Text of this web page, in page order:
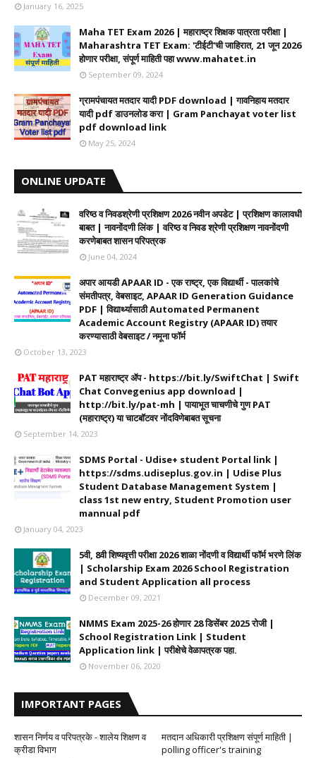
January 16, 2025
Maha TET Exam 2026 | महाराष्ट्र शिक्षक पात्रता परीक्षा |
Maharashtra TET Exam: 'टीईटी'ची जाहिरात, 21 जून 2026
होणार परीक्षा, संपूर्ण माहिती पहा www.mahatet.in
September 09, 2024
ग्रामपंचायत मतदार यादी PDF download | गावनिहाय मतदार
यादी pdf डाउनलोड करा | Gram Panchayat voter list
pdf download link
May 25, 2024
ONLINE UPDATE
वरिष्ठ व निवडश्रेणी प्रशिक्षण 2026 नवीन अपडेट | प्रशिक्षण कालावधी‌
बाबत | नावनोंदणी लिंक | वरिष्ठ व निवड श्रेणी प्रशिक्षण नावनोंदणी
करणेबाबत शासन परिपत्रक
June 04, 2024
अपार आयडी APAAR ID - एक राष्ट्र, एक विद्यार्थी - पालकांचे
संमतीपत्र, वेबसाइट, APAAR ID Generation Guidance
PDF | विद्यार्थ्यासाठी Automated Permanent
Academic Account Registry (APAAR ID) तयार
करण्यासाठी वेबसाइट / नमूना फॉर्म
October 13, 2023
PAT महाराष्ट्र ॲप - https://bit.ly/SwiftChat | Swift
Chat Convegenius app download |
http://bit.ly/pat-mh | पायाभूत चाचणीचे गुण PAT
(महाराष्ट्र) या चाटबॉटवर नोंदविणेबाबत सूचना
September 14, 2023
SDMS Portal - Udise+ student Portal link |
https://sdms.udiseplus.gov.in | Udise Plus
Student Database Management System |
class 1st new entry, Student Promotion user
mannual pdf
January 04, 2023
5वी, 8वी शिष्यवृत्ती परीक्षा 2026 शाळा नोंदणी व विद्यार्थी फॉर्म भरणे लिंक
| Scholarship Exam 2026 School Registration
and Student Application all process
December 09, 2021
NMMS Exam 2025-26 होणार 28 डिसेंबर 2025 रोजी |
School Registration Link | Student
Application link | परीक्षेचे वेळापत्रक पहा.
November 06, 2020
IMPORTANT PAGES
शासन निर्णय व परिपत्रके - शालेय शिक्षण व
क्रीडा विभाग
मतदान अधिकारी प्रशिक्षण संपूर्ण माहिती |
polling officer's training